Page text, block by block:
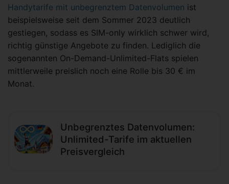
Handytarife mit unbegrenztem Datenvolumen ist
beispielsweise seit dem Sommer 2023 deutlich
gestiegen, sodass es SIM-only wirklich schwer wird,
richtig günstige Angebote zu finden. Lediglich die
sogenannten On-Demand-Unlimited-Flats spielen
mittlerweile preislich noch eine Rolle bis 30 € im
Monat.
Unbegrenztes Datenvolumen:
Unlimited-Tarife im aktuellen
Preisvergleich